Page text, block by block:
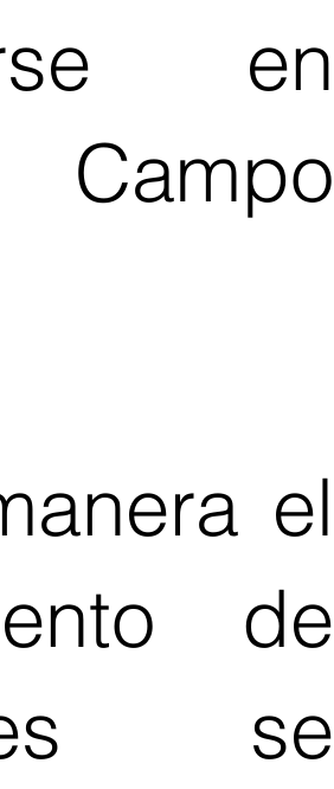
en
el
de
se